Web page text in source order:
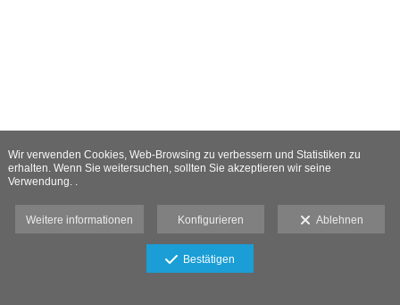
Wir verwenden Cookies, Web-Browsing zu verbessern und Statistiken zu
erhalten. Wenn Sie weitersuchen, sollten Sie akzeptieren wir seine
Verwendung. .
Weitere informationen Konfigurieren Ablehnen
Bestätigen